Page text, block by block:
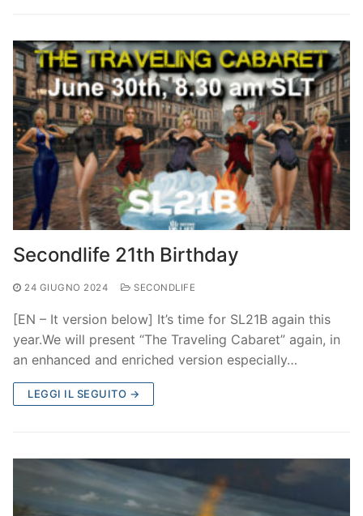
Secondlife 21th Birthday
24 GIUGNO 2024 SECONDLIFE
[EN – It version below] It’s time for SL21B again this
year.We will present “The Traveling Cabaret” again, in
an enhanced and enriched version especially…
LEGGI IL SEGUITO →